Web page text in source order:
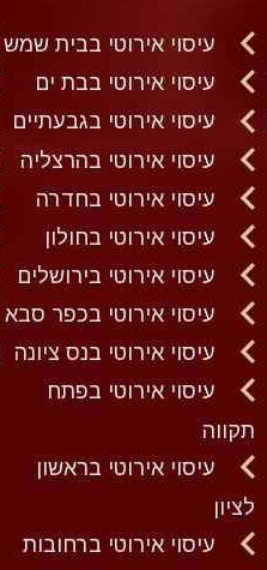
עיסוי אירוטי בבית שמש
עיסוי אירוטי בבת ים
עיסוי אירוטי בגבעתיים
עיסוי אירוטי בהרצליה
עיסוי אירוטי בחדרה
עיסוי אירוטי בחולון
עיסוי אירוטי בירושלים
עיסוי אירוטי בכפר סבא
עיסוי אירוטי בנס ציונה
עיסוי אירוטי בפתח
תקווה
עיסוי אירוטי בראשון
לציון
עיסוי אירוטי ברחובות